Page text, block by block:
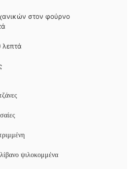
στον φούρνο
λ
π
λεπτά
ψιλοκομμένα